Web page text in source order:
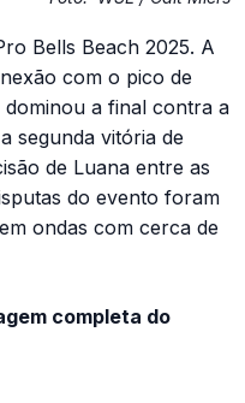
Bells Beach 2025. A
com o pico de
a final contra a
segunda vitória de
de Luana entre as
do evento foram
ondas com cerca de
completa do